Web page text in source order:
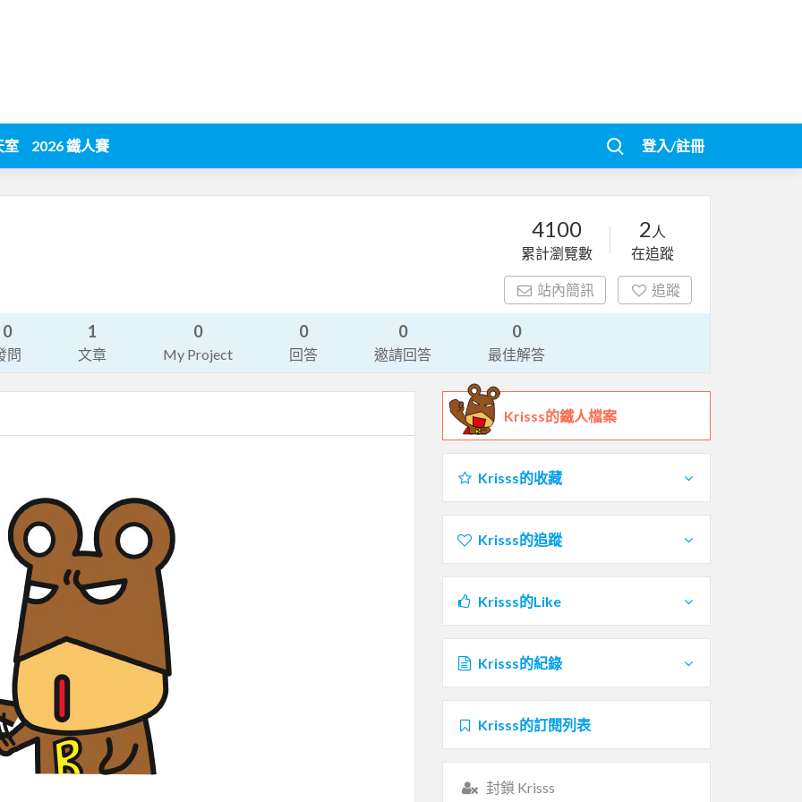
室 2026 鐵人賽 登入/註冊
4100
累計瀏覽數
2 人
在追蹤
站內簡訊 追蹤
0
問
1
文章
0
My Project
0
回答
0
邀請回答
0
最佳解答
Krisss的鐵人檔案
Krisss的收藏
Krisss的追蹤
Krisss的Like
Krisss的紀錄
Krisss的訂閱列表
封鎖 Krisss